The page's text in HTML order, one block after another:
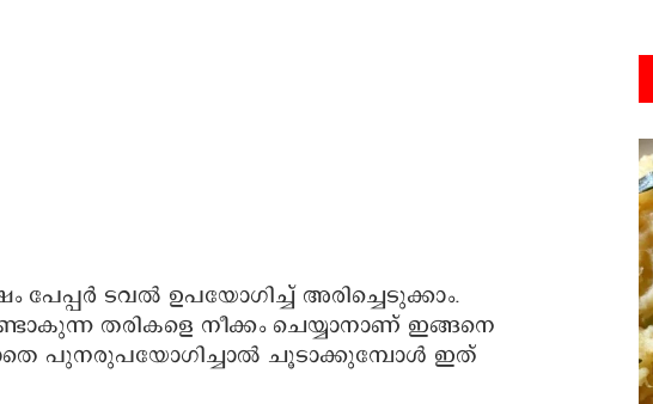
ടവൽ ഉപയോഗിച്ച് അരിച്ചെടുക്കാം.
തരികളെ നീക്കം ചെയ്യാനാണ് ഇങ്ങനെ
പുനരുപയോഗിച്ചാൽ ചൂടാക്കുമ്പോൾ ഇത്